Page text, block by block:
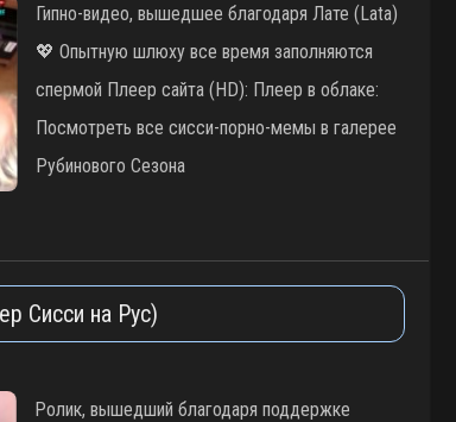
Гипно-видео, вышедшее благодаря Лате (Lata)
💖 Опытную шлюху все время заполняются
спермой Плеер сайта (HD): Плеер в облаке:
Посмотреть все сисси-порно-мемы в галерее
Рубинового Сезона
Сисси на Рус)
Ролик, вышедший благодаря поддержке